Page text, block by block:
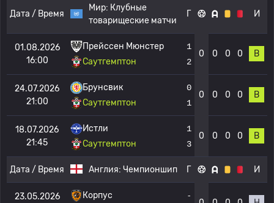
Дата / Время
Мир: Клубные
товарищеские матчи
Г И
01.08.2026
16:00
Прейссен Мюнстер
Саутгемптон
1
2
0 0 0 0 В
24.07.2026
21:00
Брунсвик
Саутгемптон
0
1
0 0 0 0 В
18.07.2026
21:45
Истли
Саутгемптон
1
3
0 0 0 0 В
Дата / Время Англия: Чемпионшип Г И
23.05.2026
Корпус
-